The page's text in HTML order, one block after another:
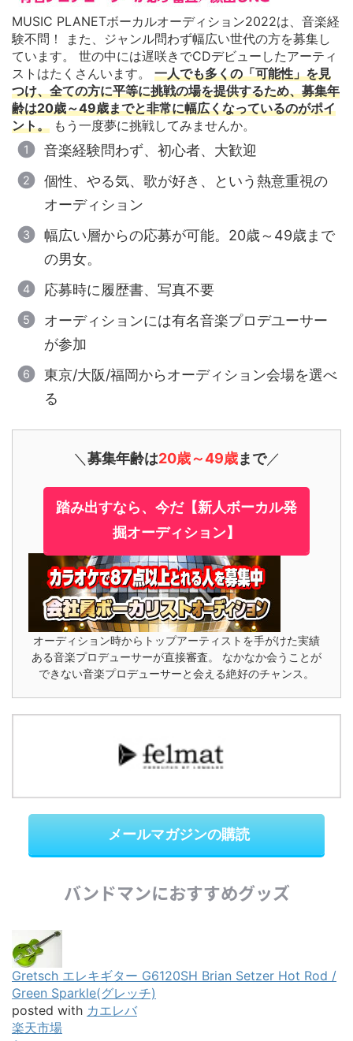
MUSIC PLANETボーカルオーディション2022は、音楽経
験不問！ また、ジャンル問わず幅広い世代の方を募集し
ています。 世の中には遅咲きでCDデビューしたアーティ
ストはたくさんいます。 一人でも多くの「可能性」を見
つけ、全ての方に平等に挑戦の場を提供するため、募集年
齢は20歳～49歳までと非常に幅広くなっているのがポイ
ント。 もう一度夢に挑戦してみませんか。
音楽経験問わず、初心者、大歓迎
個性、やる気、歌が好き、という熱意重視の
オーディション
幅広い層からの応募が可能。20歳～49歳まで
の男女。
応募時に履歴書、写真不要
オーディションには有名音楽プロデユーサー
が参加
東京/大阪/福岡からオーディション会場を選べ
る
＼ 募集年齢は20歳～49歳まで／
踏み出すなら、今だ【新人ボーカル発
掘オーディション】
オーディション時からトップアーティストを手がけた実績
ある音楽プロデューサーが直接審査。 なかなか会うことが
できない音楽プロデューサーと会える絶好のチャンス。
メールマガジンの購読
バンドマンにおすすめグッズ
Gretsch エレキギター G6120SH Brian Setzer Hot Rod /
Green Sparkle(グレッチ)
posted with カエレバ
楽天市場